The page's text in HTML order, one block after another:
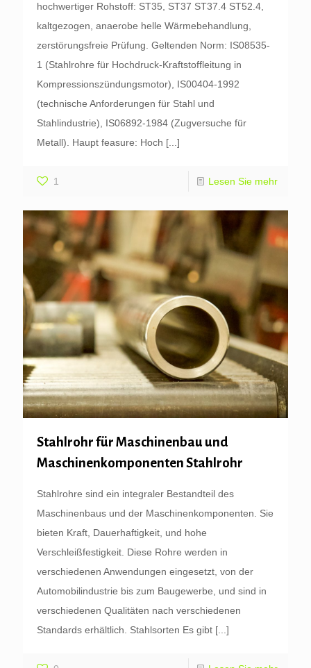
hochwertiger Rohstoff: ST35, ST37 ST37.4 ST52.4,
kaltgezogen, anaerobe helle Wärmebehandlung,
zerstörungsfreie Prüfung. Geltenden Norm: IS08535-
1 (Stahlrohre für Hochdruck-Kraftstoffleitung in
Kompressionszündungsmotor), IS00404-1992
(technische Anforderungen für Stahl und
Stahlindustrie), IS06892-1984 (Zugversuche für
Metall). Haupt feasure: Hoch [...]
1 Lesen Sie mehr
Stahlrohr für Maschinenbau und
Maschinenkomponenten Stahlrohr
Stahlrohre sind ein integraler Bestandteil des
Maschinenbaus und der Maschinenkomponenten. Sie
bieten Kraft, Dauerhaftigkeit, und hohe
Verschleißfestigkeit. Diese Rohre werden in
verschiedenen Anwendungen eingesetzt, von der
Automobilindustrie bis zum Baugewerbe, und sind in
verschiedenen Qualitäten nach verschiedenen
Standards erhältlich. Stahlsorten Es gibt [...]